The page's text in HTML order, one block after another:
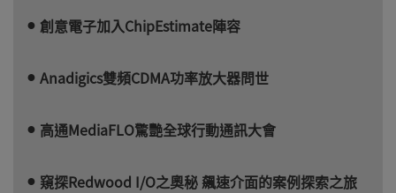
創意電子加入ChipEstimate陣容
Anadigics雙頻CDMA功率放大器問世
高通MediaFLO驚艷全球行動通訊大會
窺探Redwood I/O之奧秘 飆速介面的案例探索之旅